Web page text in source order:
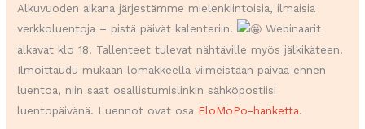
Alkuvuoden aikana järjestämme mielenkiintoisia, ilmaisia
verkkoluentoja – pistä päivät kalenteriin!
Webinaarit
alkavat klo 18. Tallenteet tulevat nähtäville myös jälkikäteen.
Ilmoittaudu mukaan lomakkeella viimeistään päivää ennen
luentoa, niin saat osallistumislinkin sähköpostiisi
luentopäivänä. Luennot ovat osa EloMoPo-hanketta.